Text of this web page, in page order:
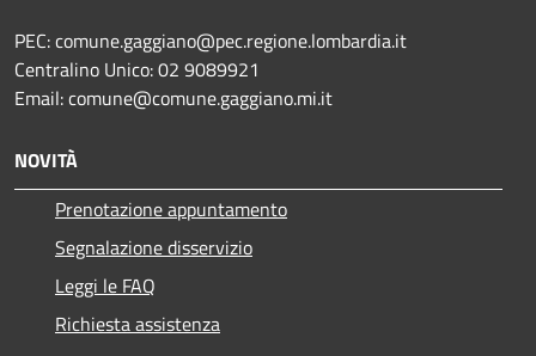
PEC: comune.gaggiano@pec.regione.lombardia.it
Centralino Unico: 02 9089921
Email: comune@comune.gaggiano.mi.it
NOVITÀ
Prenotazione appuntamento
Segnalazione disservizio
Leggi le FAQ
Richiesta assistenza